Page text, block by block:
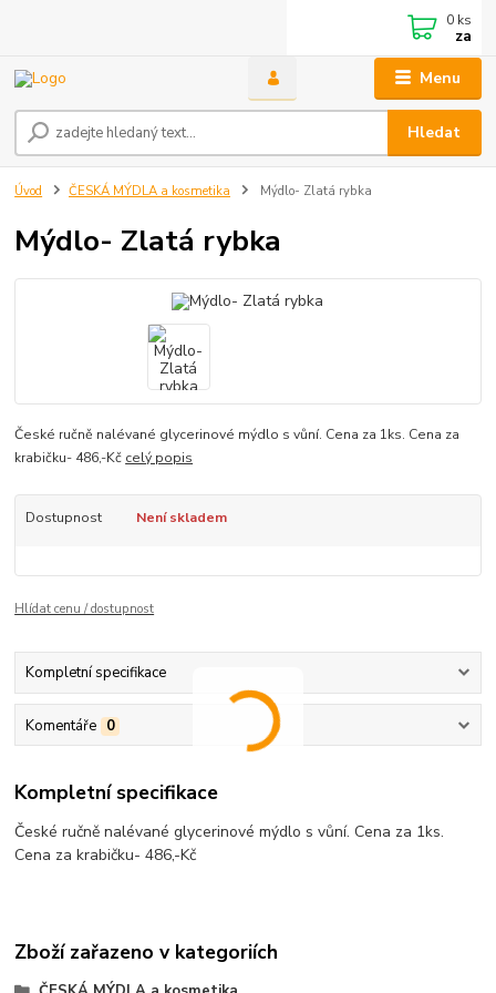
Menu
Hledat
0 ks
za
Úvod ČESKÁ MÝDLA a kosmetika Mýdlo- Zlatá rybka
Mýdlo- Zlatá rybka
České ručně nalévané glycerinové mýdlo s vůní. Cena za 1ks. Cena za
krabičku- 486,-Kč celý popis
Dostupnost Není skladem
Hlídat cenu / dostupnost
Kompletní specifikace
Komentáře 0
Kompletní specifikace
České ručně nalévané glycerinové mýdlo s vůní. Cena za 1ks.
Cena za krabičku- 486,-Kč
Zboží zařazeno v kategoriích